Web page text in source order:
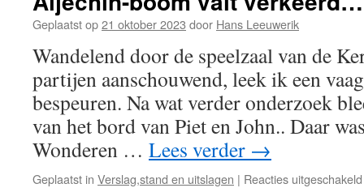
Geplaatst op21 oktober 2023 door Hans Leeuwerik
Wandelend door de speelzaal van de
partijen aanschouwend, leek ik een
bespeuren. Na wat verder onderzoek
van het bord van Piet en John.. Daar
Wonderen … Lees verder →
Geplaatst in Verslag,stand en uitslagen | Reacties uitgeschakeld